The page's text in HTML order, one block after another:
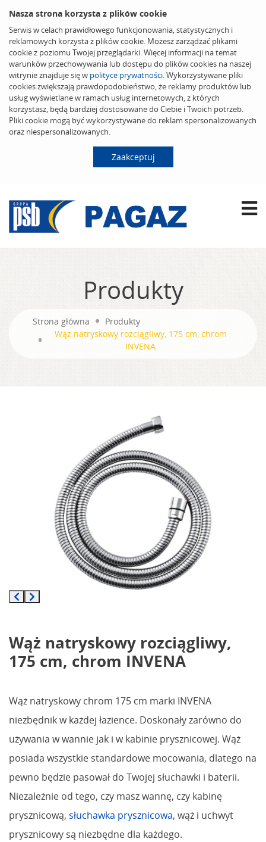
Nasza strona korzysta z plików cookie
Serwis w celach prawidłowego funkcjonowania, statystycznych i
reklamowych korzysta z plików cookie. Możesz zarządzać plikami
cookie z poziomu Twojej przeglądarki. Więcej informacji na temat
warunków przechowywania lub dostępu do plików cookies na naszej
witrynie znajduje się w polityce prywatności. Wykorzystywane pliki
cookies zwiększają prawdopodobieństwo, że reklamy produktów lub
usług wyświetlane w ramach usług internetowych, z których
korzystasz, będą bardziej dostosowane do Ciebie i Twoich potrzeb.
Pliki cookie mogą być wykorzystywane do reklam spersonalizowanych
oraz niespersonalizowanych.
Zaakceptuj
Produkty
Strona główna
Produkty
Wąż natryskowy rozciągliwy, 175 cm, chrom
INVENA
Wąż natryskowy rozciągliwy,
175 cm, chrom INVENA
Wąż natryskowy chrom 175 cm marki INVENA
niezbędnik w każdej łazience. Doskonały zarówno do
używania w wannie jak i w kabinie prysznicowej. Wąż
posiada wszystkie standardowe mocowania, dlatego na
pewno będzie pasował do Twojej słuchawki i baterii.
Niezależnie od tego, czy masz wannę, czy kabinę
prysznicową, słuchawka prysznicowa, wąż i uchwyt
prysznicowy są niezbędne dla każdego.